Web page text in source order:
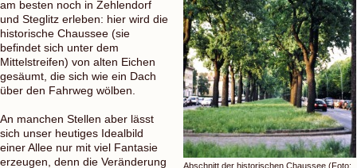
Abschnitt der historischen Chaussee (Foto:
am besten noch in Zehlendorf
und Steglitz erleben: hier wird die
historische Chaussee (sie
befindet sich unter dem
Mittelstreifen) von alten Eichen
gesäumt, die sich wie ein Dach
über den Fahrweg wölben.
An manchen Stellen aber lässt
sich unser heutiges Idealbild
einer Allee nur mit viel Fantasie
erzeugen, denn die Veränderung